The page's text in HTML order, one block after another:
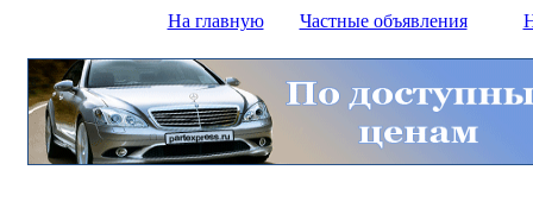
На главную Частные объявления